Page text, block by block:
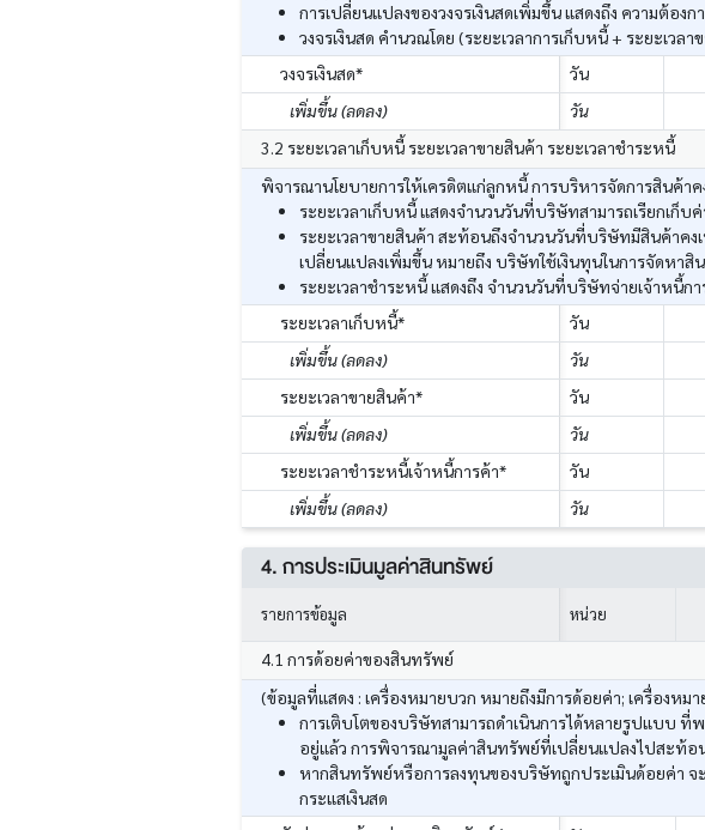
การเปลี่ยนแปลงของวงจรเงินสดเพิ่มขึ้น แสดงถึง ความต้อง
วงจรเงินสด คำนวณโดย (ระยะเวลาการเก็บหนี้ + ระยะเวล
วงจรเงินสด*
วัน
เพิ่มขึ้น (ลดลง) วัน
3.2 ระยะเวลาเก็บหนี้ ระยะเวลาขายสินค้า ระยะเวลาชำระหนี้
พิจารณานโยบายการให้เครดิตแก่ลูกหนี้ การบริหารจัดการสินค้า
ระยะเวลาเก็บหนี้ แสดงจำนวนวันที่บริษัทสามารถเรียกเก็บ
ระยะเวลาขายสินค้า สะท้อนถึงจำนวนวันที่บริษัทมีสินค้าค
เปลี่ยนแปลงเพิ่มขึ้น หมายถึง บริษัทใช้เงินทุนในการจัดหาสิ
ระยะเวลาชำระหนี้ แสดงถึง จำนวนวันที่บริษัทจ่ายเจ้าหนี้
ระยะเวลาเก็บหนี้*
วัน
เพิ่มขึ้น (ลดลง) วัน
ระยะเวลาขายสินค้า* วัน
เพิ่มขึ้น (ลดลง) วัน
ระยะเวลาชำระหนี้เจ้าหนี้การค้า* วัน
เพิ่มขึ้น (ลดลง) วัน
4. การประเมินมูลค่าสินทรัพย์
รายการข้อมูล หน่วย
4.1 การด้อยค่าของสินทรัพย์
(ข้อมูลที่แสดง : เครื่องหมายบวก หมายถึงมีการด้อยค่า; เครื่องหม
การเติบโตของบริษัทสามารถดำเนินการได้หลายรูปแบบ
อยู่แล้ว การพิจารณามูลค่าสินทรัพย์ที่เปลี่ยนแปลงไปสะท้
หากสินทรัพย์หรือการลงทุนของบริษัทถูกประเมินด้อยค่า จ
กระแสเงินสด